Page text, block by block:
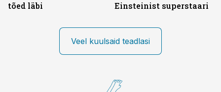
tõed läbi
Einsteinist superstaari
Veel kuulsaid teadlasi